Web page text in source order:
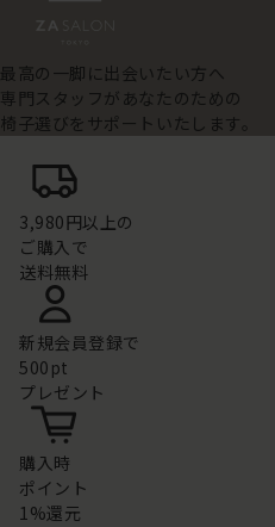
最高の一脚に出会いたい方へ
専門スタッフがあなたのための
椅子選びをサポートいたします。
3,980円以上の
ご購入で
送料無料
新規会員登録で
500pt
プレゼント
購入時
ポイント
1%還元